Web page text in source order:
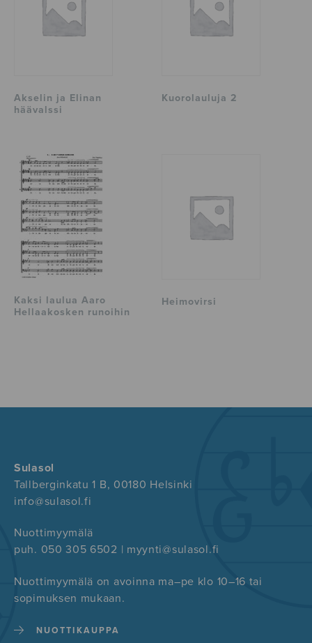
Akselin ja Elinan
häävalssi
Kuorolauluja 2
Kaksi laulua Aaro
Hellaakosken runoihin
Heimovirsi
Sulasol
Tallberginkatu 1 B, 00180 Helsinki
info@sulasol.fi
Nuottimyymälä
puh. 050 305 6502 | myynti@sulasol.fi
Nuottimyymälä on avoinna ma–pe klo 10–16 tai
sopimuksen mukaan.
NUOTTIKAUPPA